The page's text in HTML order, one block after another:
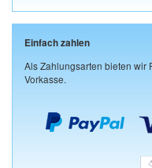
Einfach zahlen
Als Zahlungsarten bieten wir
Vorkasse.